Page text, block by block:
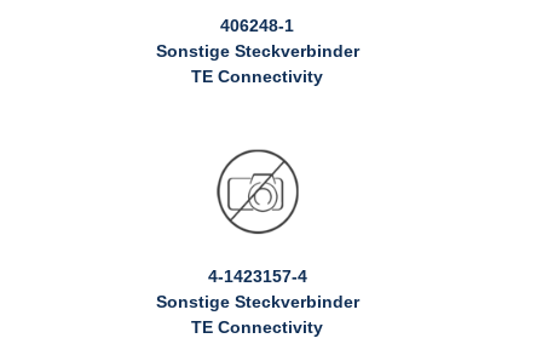
406248-1
Sonstige Steckverbinder
TE Connectivity
4-1423157-4
Sonstige Steckverbinder
TE Connectivity